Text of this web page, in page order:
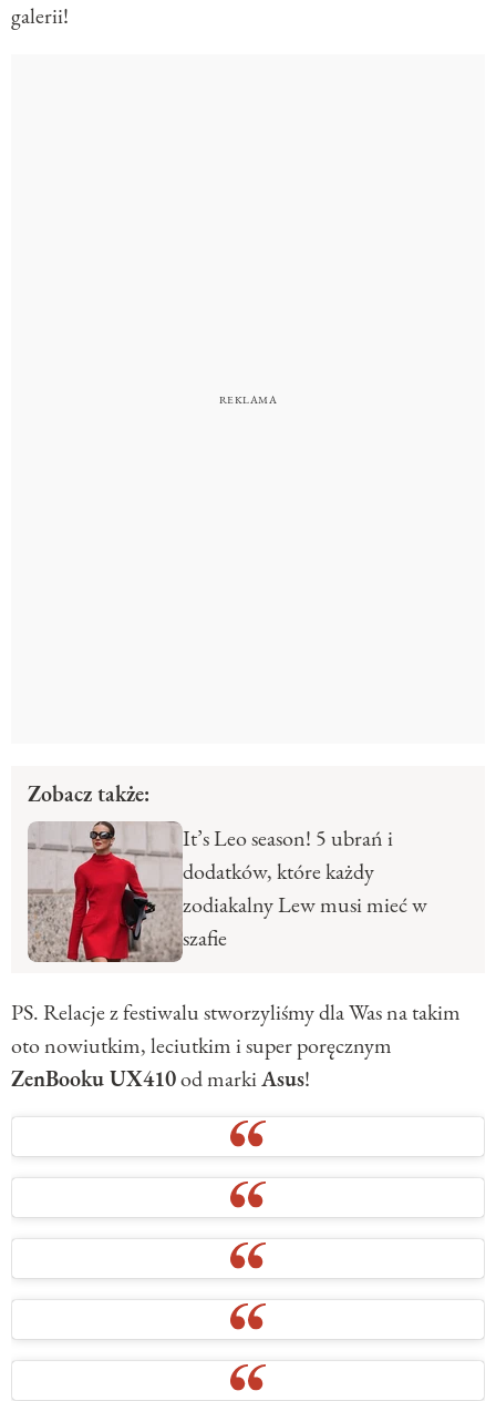
galerii!
Zobacz także:
It’s Leo season! 5 ubrań i
dodatków, które każdy
zodiakalny Lew musi mieć w
szafie
PS. Relacje z festiwalu stworzyliśmy dla Was na takim
oto nowiutkim, leciutkim i super poręcznym
ZenBooku UX410od markiAsus!